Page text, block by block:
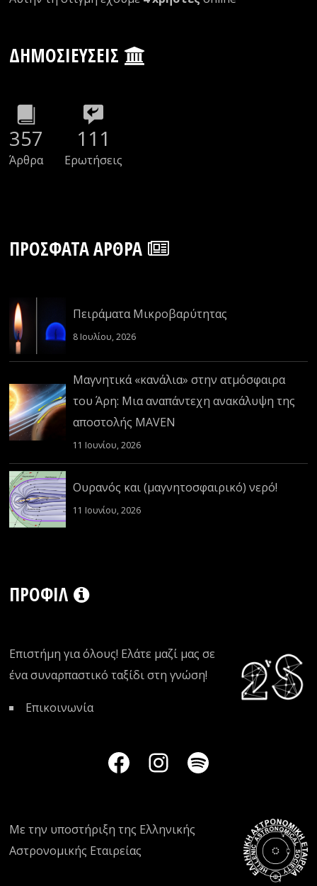
ΔΗΜΟΣΙΕΎΣΕΙΣ
357
Άρθρα
111
Ερωτήσεις
ΠΡΌΣΦΑΤΑ ΆΡΘΡΑ
Πειράματα Μικροβαρύτητας
8 Ιουλίου, 2026
Μαγνητικά «κανάλια» στην ατμόσφαιρα
του Άρη: Μια αναπάντεχη ανακάλυψη της
αποστολής MAVEN
11 Ιουνίου, 2026
Ουρανός και (μαγνητοσφαιρικό) νερό!
11 Ιουνίου, 2026
ΠΡΟΦΊΛ
Επιστήμη για όλους! Ελάτε μαζί μας σε
ένα συναρπαστικό ταξίδι στη γνώση!
Επικοινωνία
Με την υποστήριξη της Ελληνικής
Αστρονομικής Εταιρείας